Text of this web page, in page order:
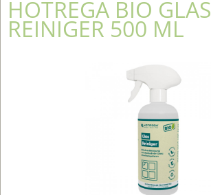
HOTREGA BIO GLAS
REINIGER 500 ML